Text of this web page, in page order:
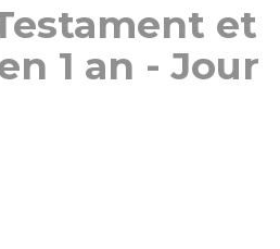
et
1 an - Jour